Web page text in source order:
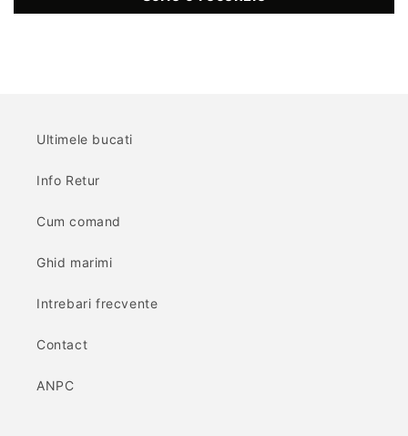
Ultimele bucati
Info Retur
Cum comand
Ghid marimi
Intrebari frecvente
Contact
ANPC